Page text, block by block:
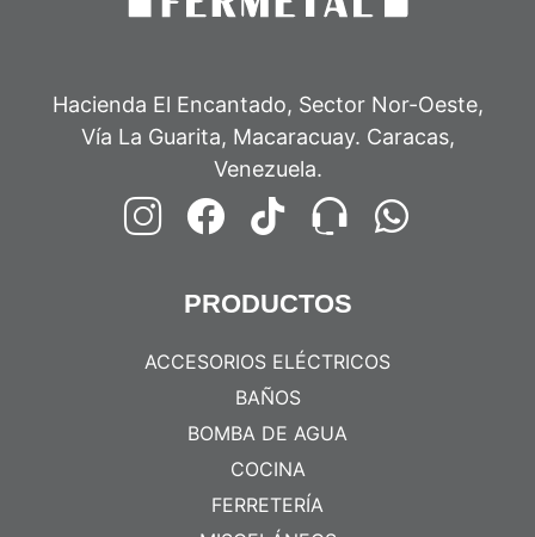
Hacienda El Encantado, Sector Nor-Oeste,
Vía La Guarita, Macaracuay. Caracas,
Venezuela.
PRODUCTOS
ACCESORIOS ELÉCTRICOS
BAÑOS
BOMBA DE AGUA
COCINA
FERRETERÍA